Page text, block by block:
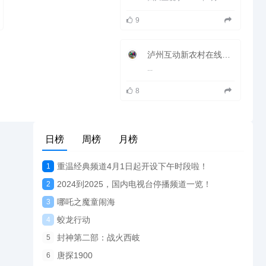
9
8
日榜 周榜 月榜
1 重温经典频道4月1日起开设下午时段啦！
2 2024到2025，国内电视台停播频道一览！
3 哪吒之魔童闹海
4 蛟龙行动
5 封神第二部：战火西岐
6 唐探1900